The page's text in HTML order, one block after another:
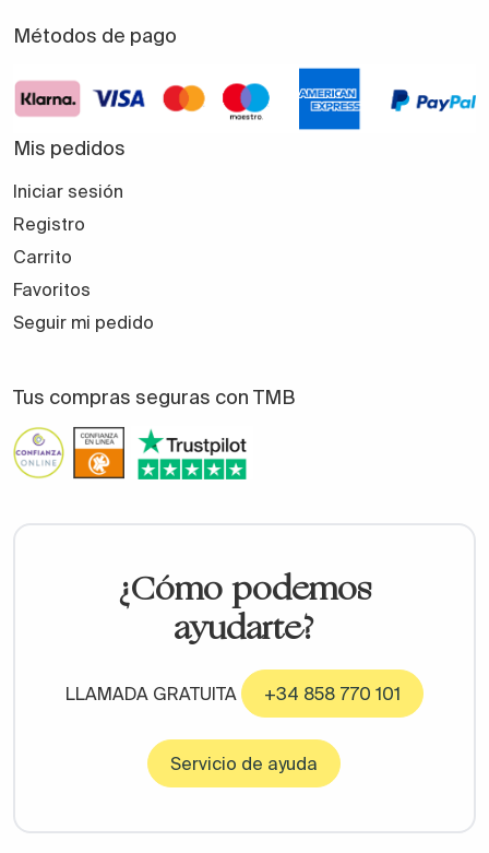
Métodos de pago
Mis pedidos
Iniciar sesión
Registro
Carrito
Favoritos
Seguir mi pedido
Tus compras seguras con TMB
¿Cómo podemos
ayudarte?
LLAMADA GRATUITA +34 858 770 101
Servicio de ayuda